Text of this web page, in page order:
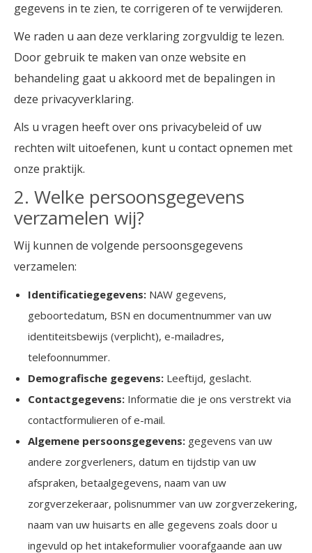
gegevens in te zien, te corrigeren of te verwijderen.
We raden u aan deze verklaring zorgvuldig te lezen.
Door gebruik te maken van onze website en
behandeling gaat u akkoord met de bepalingen in
deze privacyverklaring.
Als u vragen heeft over ons privacybeleid of uw
rechten wilt uitoefenen, kunt u contact opnemen met
onze praktijk.
2. Welke persoonsgegevens
verzamelen wij?
Wij kunnen de volgende persoonsgegevens
verzamelen:
Identificatiegegevens: NAW gegevens,
geboortedatum, BSN en documentnummer van uw
identiteitsbewijs (verplicht), e-mailadres,
telefoonnummer.
Demografische gegevens: Leeftijd, geslacht.
Contactgegevens: Informatie die je ons verstrekt via
contactformulieren of e-mail.
Algemene persoonsgegevens: gegevens van uw
andere zorgverleners, datum en tijdstip van uw
afspraken, betaalgegevens, naam van uw
zorgverzekeraar, polisnummer van uw zorgverzekering,
naam van uw huisarts en alle gegevens zoals door u
ingevuld op het intakeformulier voorafgaande aan uw